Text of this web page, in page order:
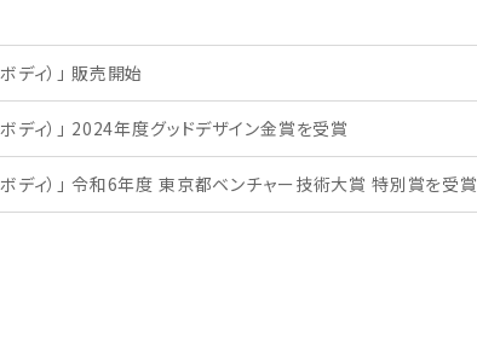
ィ）」 販売開始
ィ）」 2024年度グッドデザイン金賞を受賞
ディ）」 令和6年度 東京都ベンチャー技術大賞 特別賞を受賞